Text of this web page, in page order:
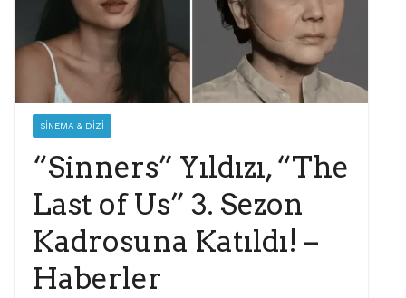
SINEMA & DIZI
“Sinners” Yıldızı, “The
Last of Us” 3. Sezon
Kadrosuna Katıldı! –
Haberler